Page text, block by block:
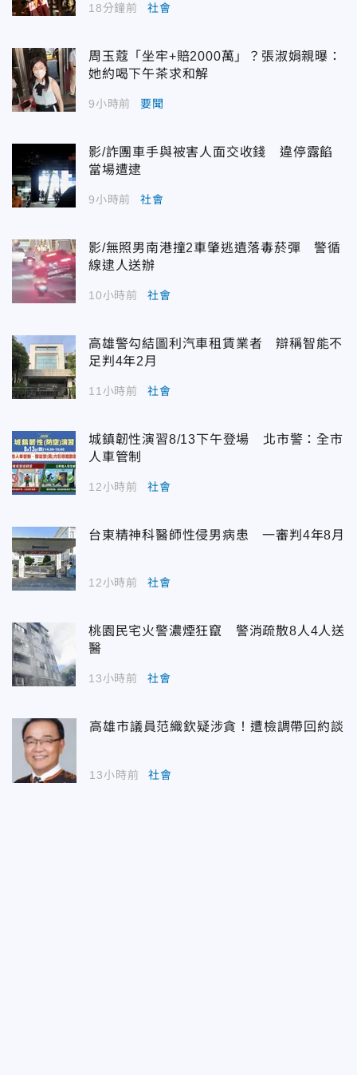
18分鐘前 社會
周玉蔻「坐牢+賠2000萬」？張淑娟親曝：
她約喝下午茶求和解
9小時前 要聞
影/詐團車手與被害人面交收錢 違停露餡
當場遭逮
9小時前 社會
影/無照男南港撞2車肇逃遺落毒菸彈 警循
線逮人送辦
10小時前 社會
高雄警勾結圖利汽車租賃業者 辯稱智能不
足判4年2月
11小時前 社會
城鎮韌性演習8/13下午登場 北市警：全市
人車管制
12小時前 社會
台東精神科醫師性侵男病患 一審判4年8月
12小時前 社會
桃園民宅火警濃煙狂竄 警消疏散8人4人送
醫
13小時前 社會
高雄市議員范織欽疑涉貪！遭檢調帶回約談
13小時前 社會